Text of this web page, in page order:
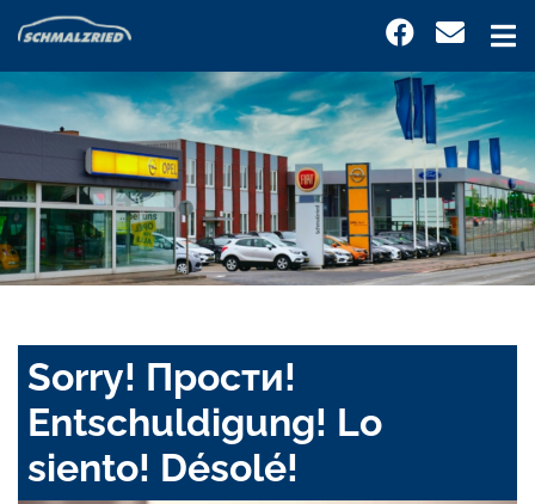
Sorry! Прости!
Entschuldigung! Lo
siento! Désolé!